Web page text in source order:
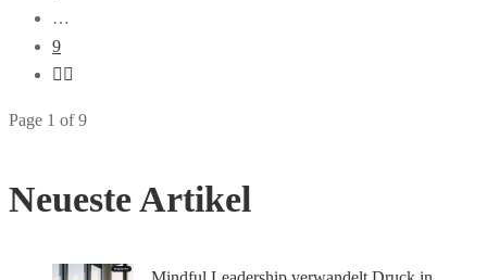
…
9
Page 1 of 9
Neueste Artikel